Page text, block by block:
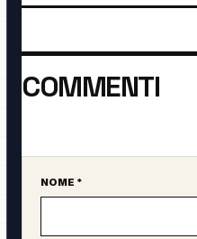
COMMENTI
Sito web
NOME *